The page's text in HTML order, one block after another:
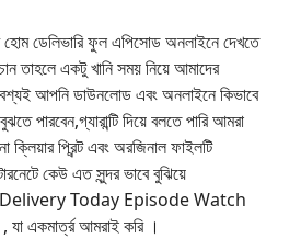
ডেলিভারি ফুল এপিসোড অনলাইনে দেখতে
তাহলে একটু খানি সময় নিয়ে আমাদের
আপনি ডাউনলোড এবং অনলাইনে কিভাবে
পারবেন,গ্যারান্টি দিয়ে বলতে পারি আমরা
ক্লিয়ার প্রিন্ট এবং অরজিনাল ফাইলটি
কেউ এত সুন্দর ভাবে বুঝিয়ে
Today Episode Watch
, যা একমার্ত্র আমরাই করি ।